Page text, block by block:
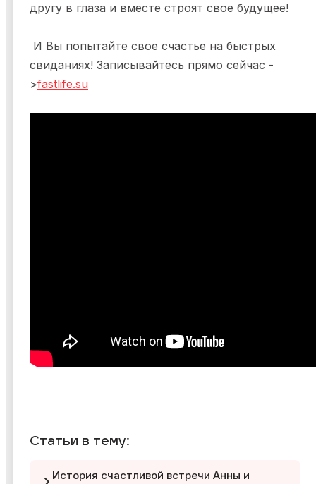
другу в глаза и вместе строят свое будущее!
И Вы попытайте свое счастье на быстрых
свиданиях! Записывайтесь прямо сейчас -
>fastlife.su
Статьи в тему:
История счастливой встречи Анны и